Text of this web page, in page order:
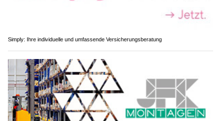
Simply: Ihre individuelle und umfassende Versicherungsberatung